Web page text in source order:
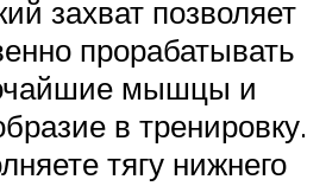
захват позволяет
прорабатывать
мышцы и
в тренировку.
тягу нижнего